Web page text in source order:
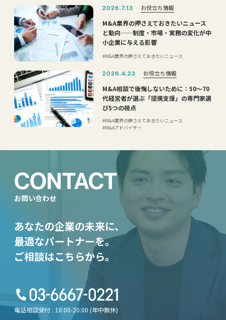
2026.7.13 お役立ち情報
M&A業界の押さえておきたいニュース
と動向——制度・市場・実務の変化が中
小企業に与える影響
M&A業界の押さえておきたいニュース
2026.4.23 お役立ち情報
M&A相談で後悔しないために：50〜70
代経営者が選ぶ「提携支援」の専門家選
び5つの視点
M&A業界の押さえておきたいニュース
M&Aアドバイザー
CONTACT
お問い合わせ
あなたの企業の未来に、
最適なパートナーを。
ご相談はこちらから。
電話相談受付 : 10:00-20:00 (年中無休)